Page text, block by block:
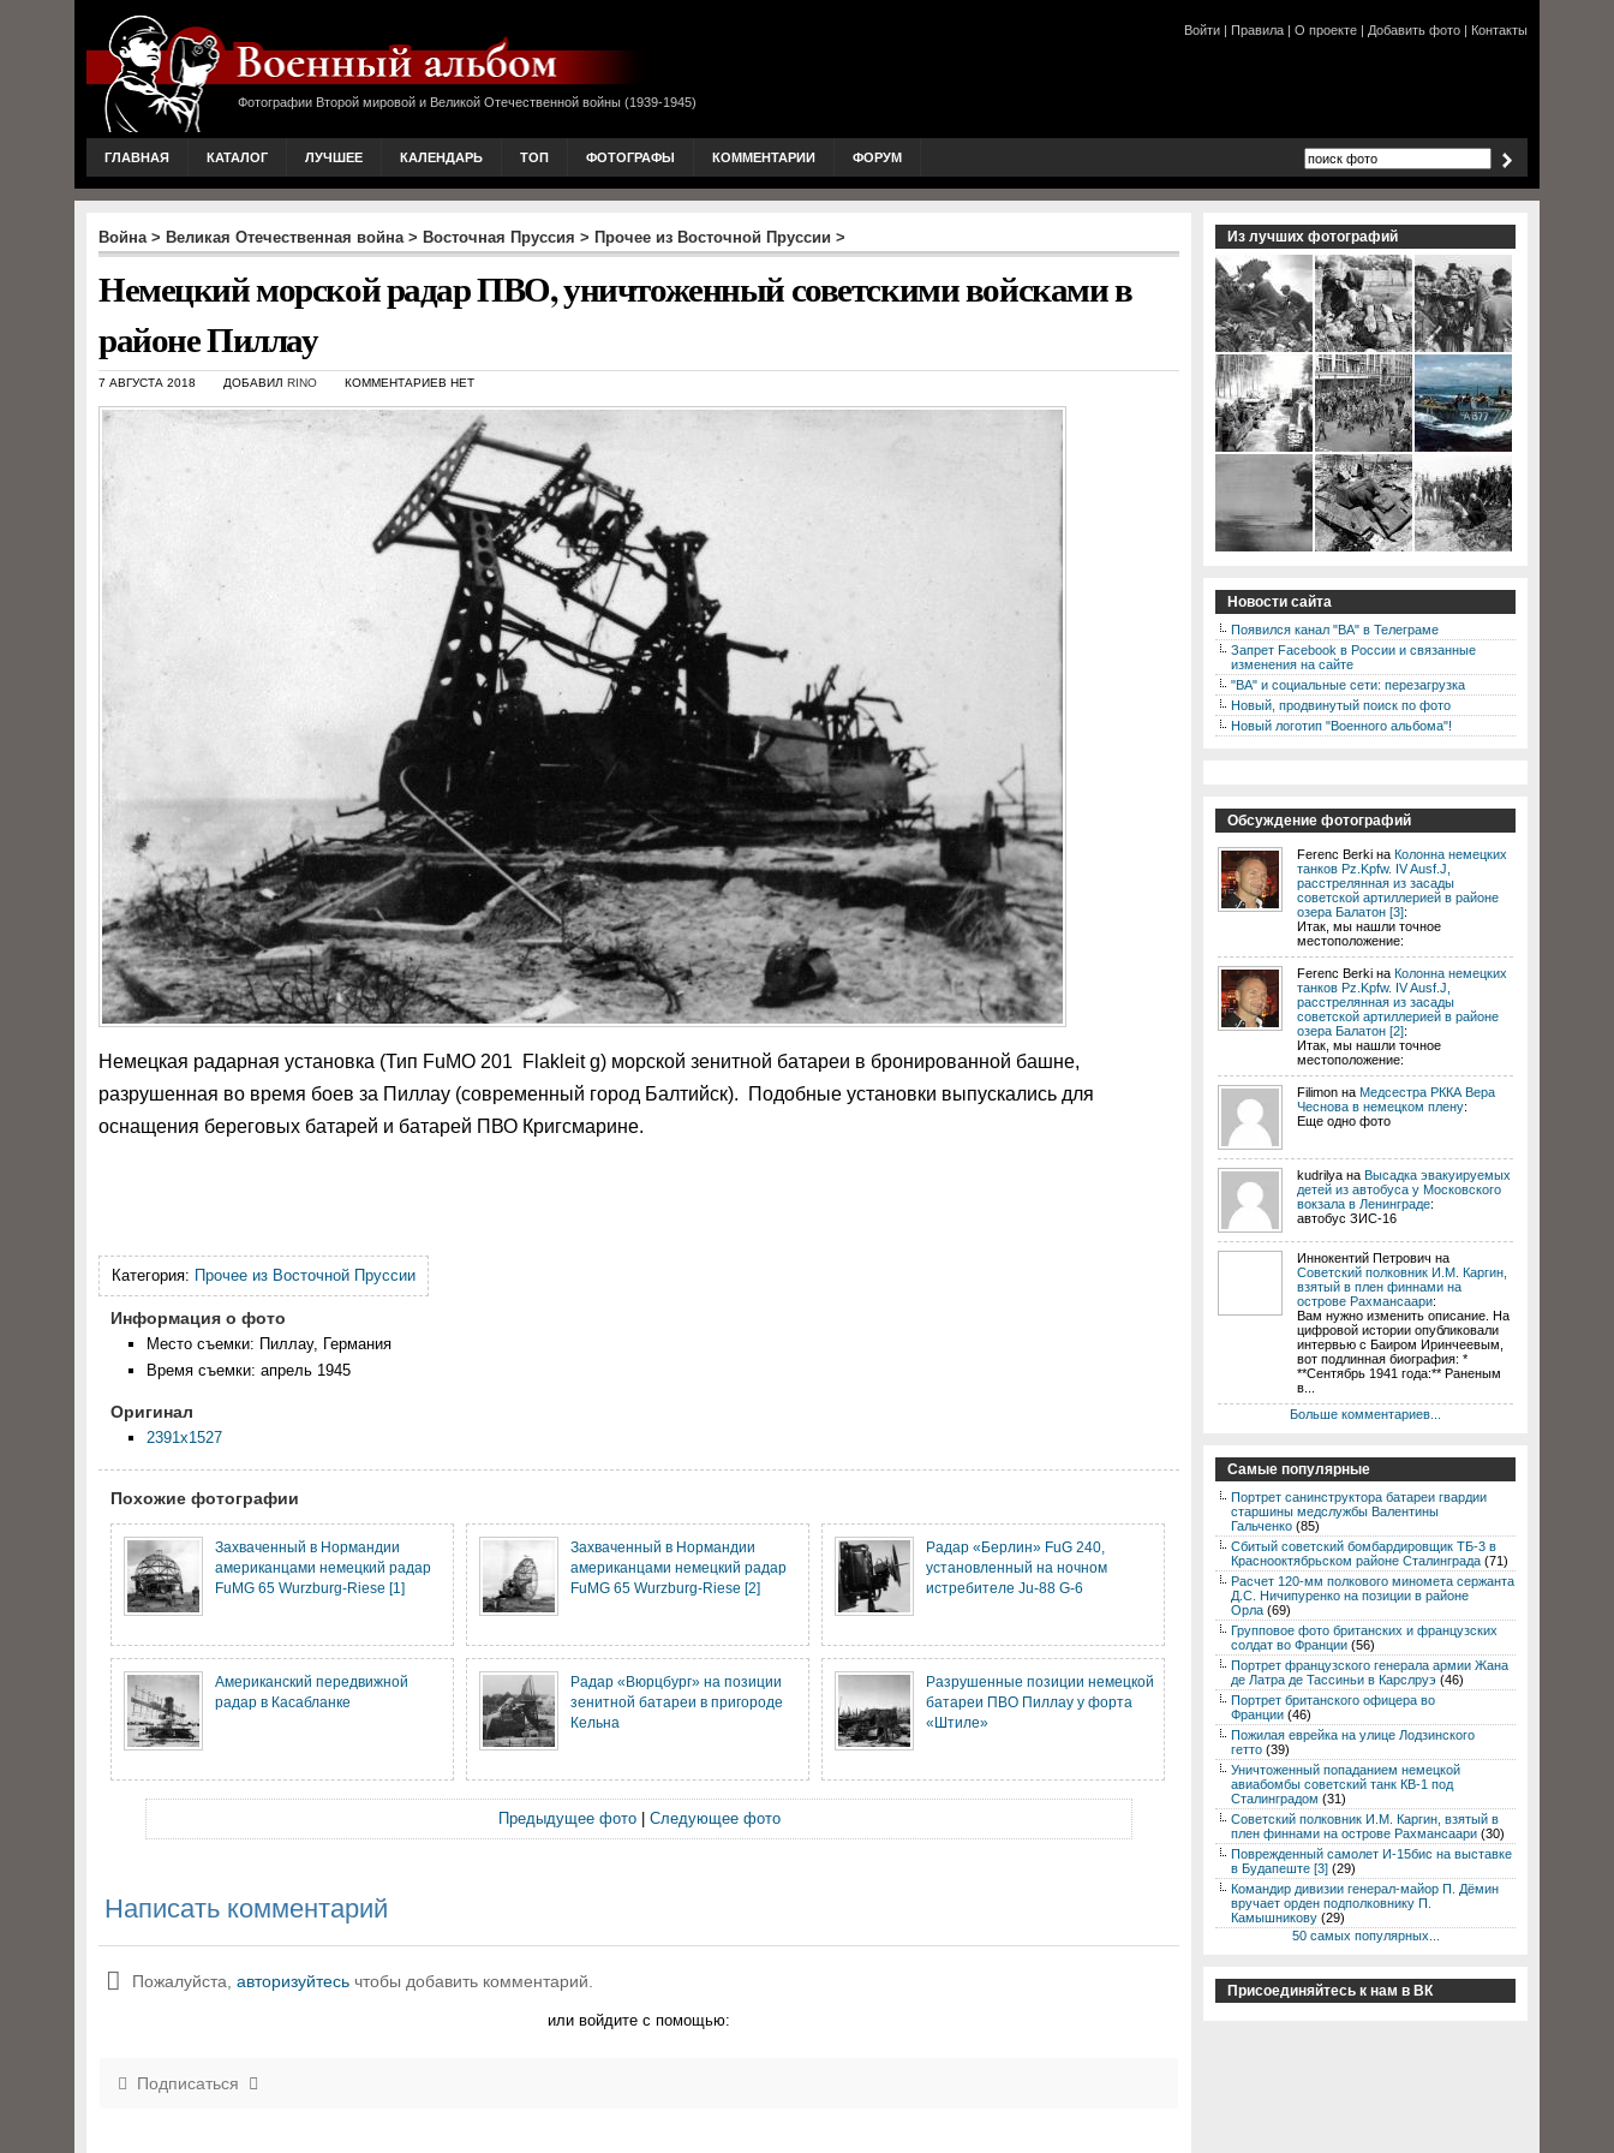
Фотографии Второй мировой и Великой Отечественной войны (1939-1945)
Войти | Правила | О проекте | Добавить фото | Контакты
ГЛАВНАЯ КАТАЛОГ ЛУЧШЕЕ КАЛЕНДАРЬ ТОП ФОТОГРАФЫ КОММЕНТАРИИ ФОРУМ
Война> Великая Отечественная война> Восточная Пруссия > Прочее из Восточной Пруссии >
Немецкий морской радар ПВО, уничтоженный советскими войсками в
районе Пиллау
7 АВГУСТА 2018 ДОБАВИЛ RINO КОММЕНТАРИЕВ НЕТ
Немецкая радарная установка (Тип FuMO 201 Flakleit g) морской зенитной батареи в бронированной башне,
разрушенная во время боев за Пиллау (современный город Балтийск). Подобные установки выпускались для
оснащения береговых батарей и батарей ПВО Кригсмарине.
Категория: Прочее из Восточной Пруссии
Информация о фото
Место съемки: Пиллау, Германия
Время съемки: апрель 1945
Оригинал
2391x1527
Похожие фотографии
Захваченный в Нормандии
американцами немецкий радар
FuMG 65 Wurzburg-Riese [1]
Захваченный в Нормандии
американцами немецкий радар
FuMG 65 Wurzburg-Riese [2]
Радар «Берлин» FuG 240,
установленный на ночном
истребителе Ju-88 G-6
Американский передвижной
радар в Касабланке
Радар «Вюрцбург» на позиции
зенитной батареи в пригороде
Кельна
Разрушенные позиции немецкой
батареи ПВО Пиллау у форта
«Штиле»
Предыдущее фото| Следующее фото
Написать комментарий
Пожалуйста, авторизуйтесь чтобы добавить комментарий.
или войдите с помощью:
Подписаться
Из лучших фотографий
Новости сайта
Появился канал "ВА" в Телеграме
Запрет Facebook в России и связанные
изменения на сайте
"ВА" и социальные сети: перезагрузка
Новый, продвинутый поиск по фото
Новый логотип "Военного альбома"!
Обсуждение фотографий
Ferenc Berki на Колонна немецких
танков Pz.Kpfw. IV Ausf.J,
расстрелянная из засады
советской артиллерией в районе
озера Балатон [3]:
Итак, мы нашли точное
местоположение:
Ferenc Berki на Колонна немецких
танков Pz.Kpfw. IV Ausf.J,
расстрелянная из засады
советской артиллерией в районе
озера Балатон [2]:
Итак, мы нашли точное
местоположение:
Filimon на Медсестра РККА Вера
Чеснова в немецком плену:
Еще одно фото
kudrilya на Высадка эвакуируемых
детей из автобуса у Московского
вокзала в Ленинграде:
автобус ЗИС-16
Иннокентий Петрович на
Советский полковник И.М. Каргин,
взятый в плен финнами на
острове Рахмансаари:
Вам нужно изменить описание. На
цифровой истории опубликовали
интервью с Баиром Иринчеевым,
вот подлинная биография: *
**Сентябрь 1941 года:** Раненым
в...
Больше комментариев...
Самые популярные
Портрет санинструктора батареи гвардии
старшины медслужбы Валентины
Гальченко (85)
Сбитый советский бомбардировщик ТБ-3 в
Краснооктябрьском районе Сталинграда (71)
Расчет 120-мм полкового миномета сержанта
Д.С. Ничипуренко на позиции в районе
Орла (69)
Групповое фото британских и французских
солдат во Франции (56)
Портрет французского генерала армии Жана
де Латра де Тассиньи в Карслруэ (46)
Портрет британского офицера во
Франции (46)
Пожилая еврейка на улице Лодзинского
гетто (39)
Уничтоженный попаданием немецкой
авиабомбы советский танк КВ-1 под
Сталинградом (31)
Советский полковник И.М. Каргин, взятый в
плен финнами на острове Рахмансаари (30)
Поврежденный самолет И-15бис на выставке
в Будапеште [3] (29)
Командир дивизии генерал-майор П. Дёмин
вручает орден подполковнику П.
Камышникову (29)
50 самых популярных...
Присоединяйтесь к нам в ВК